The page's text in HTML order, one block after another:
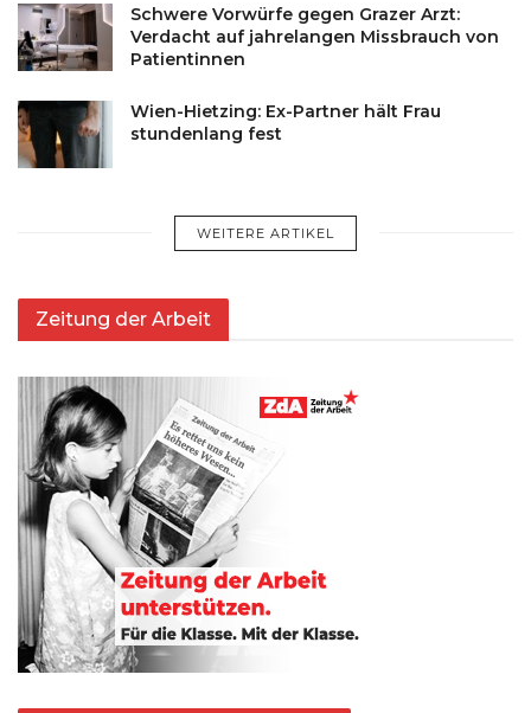
Schwere Vorwürfe gegen Grazer Arzt:
Verdacht auf jahrelangen Missbrauch von
Patientinnen
Wien-Hietzing: Ex-Partner hält Frau
stundenlang fest
WEITERE ARTIKEL
Zeitung der Arbeit